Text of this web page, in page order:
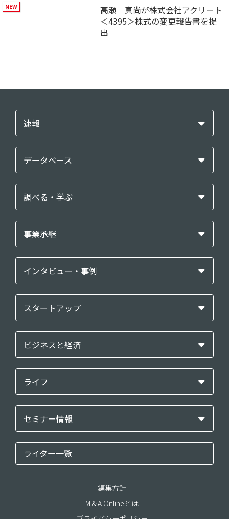
高瀬 真尚が株式会社アクリート
＜4395＞株式の変更報告書を提
出
速報
データベース
調べる・学ぶ
事業承継
インタビュー・事例
スタートアップ
ビジネスと経済
ライフ
セミナー情報
ライター一覧
編集方針
M＆A Onlineとは